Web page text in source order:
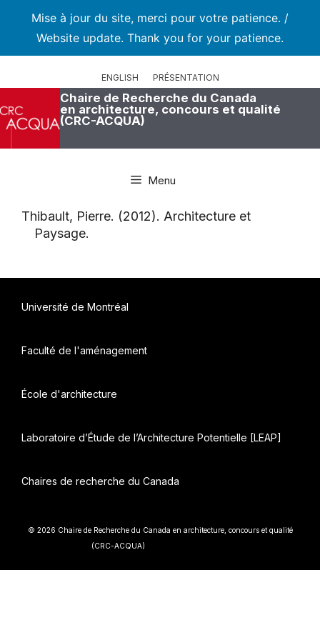
Mise à jour du site, merci pour votre patience. /
Website update. Thank you for your patience.
ENGLISH PRÉSENTATION
Chaire de Recherche du Canada
en architecture, concours et qualité
(CRC-ACQUA)
Menu
Thibault, Pierre. (2012). Architecture et
Paysage.
Université de Montréal
Faculté de l'aménagement
École d'architecture
Laboratoire d’Étude de l’Architecture Potentielle [LEAP]
Chaires de recherche du Canada
© 2026 Chaire de Recherche du Canada en architecture, concours et qualité
(CRC-ACQUA)